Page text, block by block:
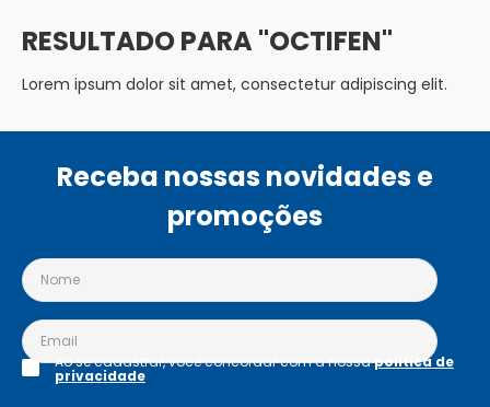
OCTIFEN
Lorem ipsum dolor sit amet, consectetur adipiscing elit.
Receba nossas novidades e
promoções
Ao se cadastrar, você concordar com a nossapolítica de
privacidade